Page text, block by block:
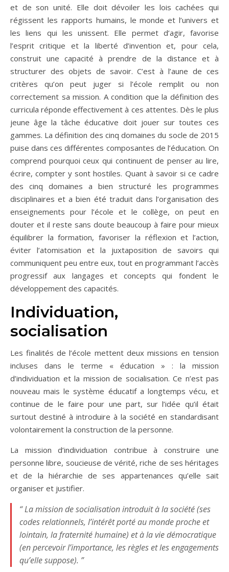
et de son unité. Elle doit dévoiler les lois cachées qui
régissent les rapports humains, le monde et l’univers et
les liens qui les unissent. Elle permet d’agir, favorise
l’esprit critique et la liberté d’invention et, pour cela,
construit une capacité à prendre de la distance et à
structurer des objets de savoir. C’est à l’aune de ces
critères qu’on peut juger si l’école remplit ou non
correctement sa mission. A condition que la définition des
curricula réponde effectivement à ces attentes. Dès le plus
jeune âge la tâche éducative doit jouer sur toutes ces
gammes. La définition des cinq domaines du socle de 2015
puise dans ces différentes composantes de l’éducation. On
comprend pourquoi ceux qui continuent de penser au lire,
écrire, compter y sont hostiles. Quant à savoir si ce cadre
des cinq domaines a bien structuré les programmes
disciplinaires et a bien été traduit dans l’organisation des
enseignements pour l’école et le collège, on peut en
douter et il reste sans doute beaucoup à faire pour mieux
équilibrer la formation, favoriser la réflexion et l’action,
éviter l’atomisation et la juxtaposition de savoirs qui
communiquent peu entre eux, tout en programmant l’accès
progressif aux langages et concepts qui fondent le
développement des capacités.
Individuation,
socialisation
Les finalités de l’école mettent deux missions en tension
incluses dans le terme « éducation » : la mission
d’individuation et la mission de socialisation. Ce n’est pas
nouveau mais le système éducatif a longtemps vécu, et
continue de le faire pour une part, sur l’idée qu’il était
surtout destiné à introduire à la société en standardisant
volontairement la construction de la personne.
La mission d’individuation contribue à construire une
personne libre, soucieuse de vérité, riche de ses héritages
et de la hiérarchie de ses appartenances qu’elle sait
organiser et justifier.
“ La mission de socialisation introduit à la société (ses
codes relationnels, l’intérêt porté au monde proche et
lointain, la fraternité humaine) et à la vie démocratique
(en percevoir l’importance, les règles et les engagements
qu’elle suppose). ”